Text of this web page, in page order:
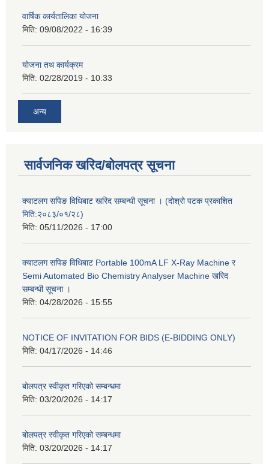
वार्षिक कार्यतालिका योजना
मिति: 09/08/2022 - 16:39
योजना तथ कार्यक्रम
मिति: 02/28/2019 - 10:33
अन्य
सार्वजनिक खरिद/बोलपत्र सूचना
क्याटलग सपिङ विधिबाट खरिद सम्बन्धी सूचना । (दोश्रो पटक प्रकाशित
मिति:२०८३/०१/२८)
मिति: 05/11/2026 - 17:00
क्याटलग सपिङ विधिबाट Portable 100mA LF X-Ray Machine र
Semi Automated Bio Chemistry Analyser Machine खरिद
सम्बन्धी सूचना ।
मिति: 04/28/2026 - 15:55
NOTICE OF INVITATION FOR BIDS (E-BIDDING ONLY)
मिति: 04/17/2026 - 14:46
बोलपत्र स्वीकृत गरिएको सम्बन्धमा
मिति: 03/20/2026 - 14:17
बोलपत्र स्वीकृत गरिएको सम्बन्धमा
मिति: 03/20/2026 - 14:17